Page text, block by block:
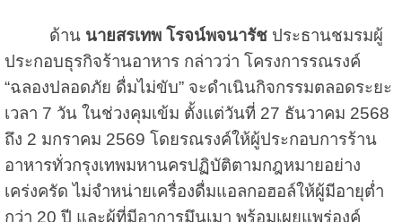
ด้านนายสรเทพ โรจน์พจนารัชประธานชมรมผู้
ประกอบธุรกิจร้านอาหาร กล่าวว่า โครงการรณรงค์
“ฉลองปลอดภัย ดื่มไม่ขับ” จะดำเนินกิจกรรมตลอดระยะ
เวลา 7 วัน ในช่วงคุมเข้ม ตั้งแต่วันที่ 27 ธันวาคม 2568
ถึง 2 มกราคม 2569 โดยรณรงค์ให้ผู้ประกอบการร้าน
อาหารทั่วกรุงเทพมหานครปฏิบัติตามกฎหมายอย่าง
เคร่งครัด ไม่จำหน่ายเครื่องดื่มแอลกอฮอล์ให้ผู้มีอายุต่ำ
กว่า 20 ปี และผู้ที่มีอาการมึนเมา พร้อมเผยแพร่องค์